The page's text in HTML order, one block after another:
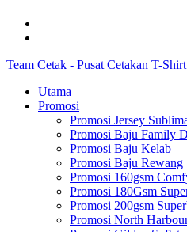
Team Cetak - Pusat Cetakan T-
Utama
Promosi
Promosi Jersey
Promosi Baju Family
Promosi Baju Kelab
Promosi Baju Rewang
Promosi 160gsm
Promosi 180Gsm
Promosi 200gsm
Promosi North